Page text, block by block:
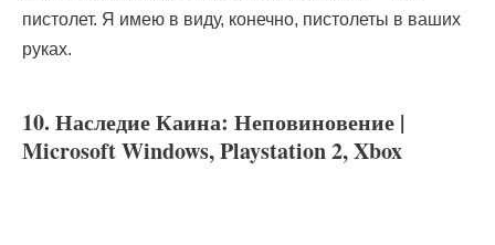
пистолет. Я имею в виду, конечно, пистолеты в ваших
руках.
10. Наследие Каина: Неповиновение |
Microsoft Windows, Playstation 2, Xbox